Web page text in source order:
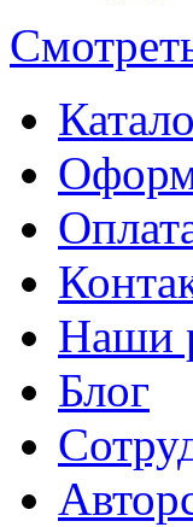
Наши
Блог